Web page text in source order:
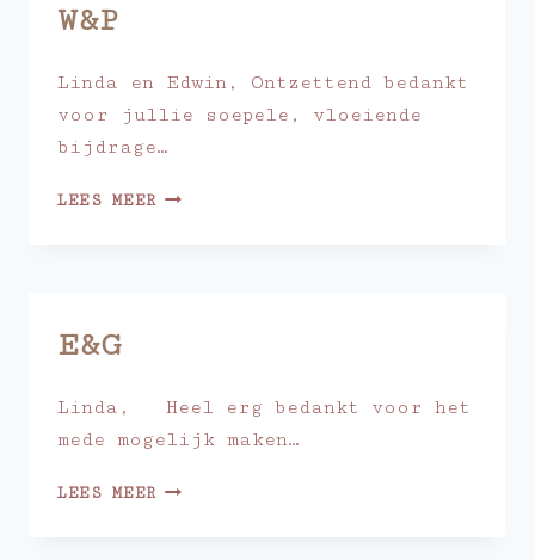
W&P
Linda en Edwin, Ontzettend bedankt
voor jullie soepele, vloeiende
bijdrage…
LEES MEER W&P
E&G
Linda, Heel erg bedankt voor het
mede mogelijk maken…
LEES MEER E&G